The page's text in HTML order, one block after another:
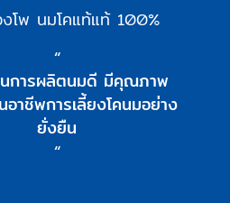
โพ นมโคแท้แท้ 100%
“
นการผลิตนมดี มีคุณภาพ
อาชีพการเลี้ยงโคนมอย่าง
ยั่งยืน
“